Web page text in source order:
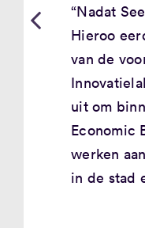
“Nadat
Hieroo
van de
uit om
Economic
werken
in de stad